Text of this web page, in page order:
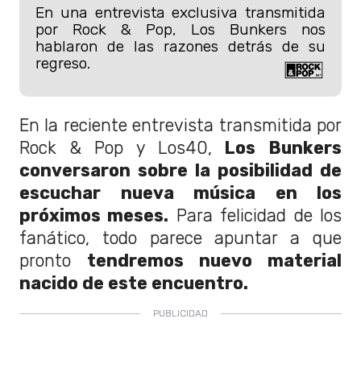
En una entrevista exclusiva transmitida
por Rock & Pop, Los Bunkers nos
hablaron de las razones detrás de su
regreso.
En la reciente entrevista transmitida por
Rock & Pop y Los40, Los Bunkers
conversaron sobre la posibilidad de
escuchar nueva música en los
próximos meses. Para felicidad de los
fanático, todo parece apuntar a que
pronto tendremos nuevo material
nacido de este encuentro.